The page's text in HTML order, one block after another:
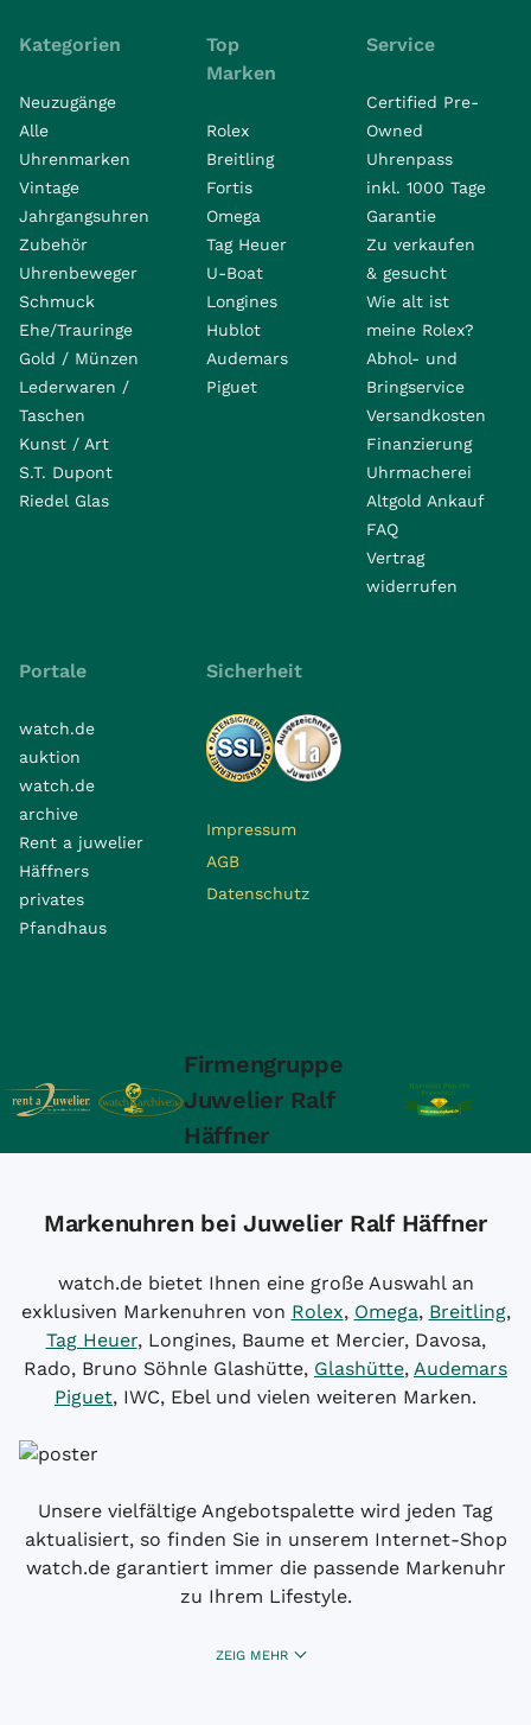
Kategorien
Neuzugänge
Alle
Uhrenmarken
Vintage
Jahrgangsuhren
Zubehör
Uhrenbeweger
Schmuck
Ehe/Trauringe
Gold / Münzen
Lederwaren /
Taschen
Kunst / Art
S.T. Dupont
Riedel Glas
Top
Marken
Rolex
Breitling
Fortis
Omega
Tag Heuer
U-Boat
Longines
Hublot
Audemars
Piguet
Service
Certified Pre-
Owned
Uhrenpass
inkl. 1000 Tage
Garantie
Zu verkaufen
& gesucht
Wie alt ist
meine Rolex?
Abhol- und
Bringservice
Versandkosten
Finanzierung
Uhrmacherei
Altgold Ankauf
FAQ
Vertrag
widerrufen
Portale
watch.de
auktion
watch.de
archive
Rent a juwelier
Häffners
privates
Pfandhaus
Sicherheit
Impressum
AGB
Datenschutz
Firmengruppe
Juwelier Ralf
Häffner
Markenuhren bei Juwelier Ralf Häffner
watch.de bietet Ihnen eine große Auswahl an
exklusiven Markenuhren von Rolex, Omega, Breitling,
Tag Heuer, Longines, Baume et Mercier, Davosa,
Rado, Bruno Söhnle Glashütte, Glashütte, Audemars
Piguet, IWC, Ebel und vielen weiteren Marken.
Unsere vielfältige Angebotspalette wird jeden Tag
aktualisiert, so finden Sie in unserem Internet-Shop
watch.de garantiert immer die passende Markenuhr
zu Ihrem Lifestyle.
ZEIG MEHR